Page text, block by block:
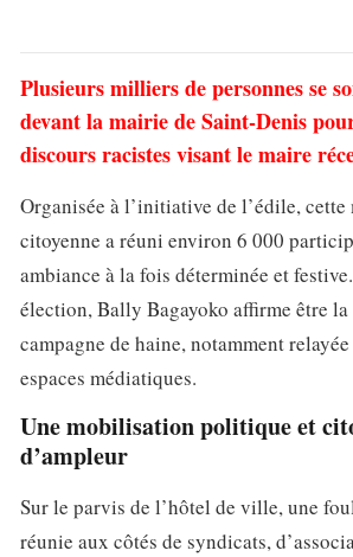
Plusieurs milliers de personnes se
devant la mairie de Saint-Denis
discours racistes visant le maire
Organisée à l’initiative de l’édile,
citoyenne a réuni environ 6 000
ambiance à la fois déterminée et
élection, Bally Bagayoko affirme être la
campagne de haine, notamment
espaces médiatiques.
Une mobilisation politique et
d’ampleur
Sur le parvis de l’hôtel de ville, une
réunie aux côtés de syndicats,